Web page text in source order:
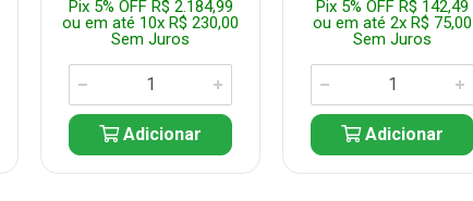
Pix 5% OFF R$ 2.184,99
ou em até 10x R$ 230,00
Sem Juros
Adicionar
Pix 5% OFF R$ 142,49
ou em até 2x R$ 75,00
Sem Juros
Adicionar